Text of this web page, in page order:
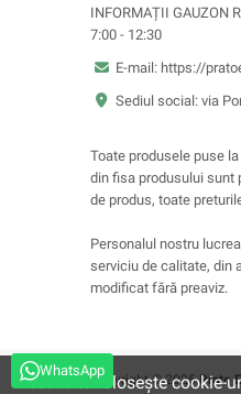
INFORMAȚII GAUZON
7:00 - 12:30
E-mail: https://
Sediul social: via
Toate produsele puse
din fisa produsului sunt
de produs, toate
Personalul nostru
serviciu de calitate, din
modificat fără preaviz.
Copyright © 2025Prato
Acest site folosește cookie-
WhatsApp